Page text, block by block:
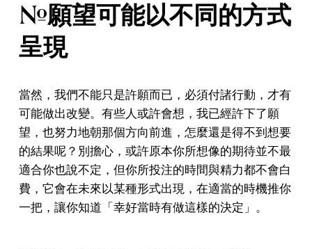
#願望可能以不同的方式
呈現
當然，我們不能只是許願而已，必須付諸行動，才有
可能做出改變。有些人或許會想，我已經許下了願
望，也努力地朝那個方向前進，怎麼還是得不到想要
的結果呢？別擔心，或許原本你所想像的期待並不最
適合你也說不定，但你所投注的時間與精力都不會白
費，它會在未來以某種形式出現，在適當的時機推你
一把，讓你知道「幸好當時有做這樣的決定」。